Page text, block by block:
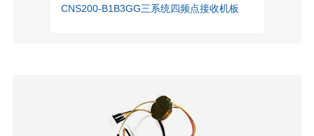
CNS200-B1B3GG三系统四频点接收机板